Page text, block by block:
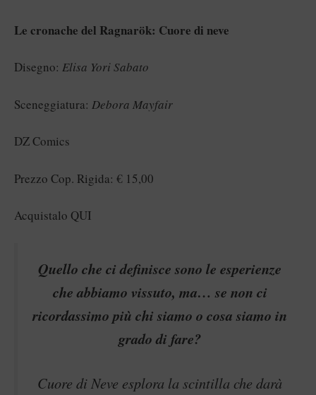
Le cronache del Ragnarök: Cuore di neve
Disegno: Elisa Yori Sabato
Sceneggiatura: Debora Mayfair
DZ Comics
Prezzo Cop. Rigida: € 15,00
Acquistalo QUI
Quello che ci definisce sono le esperienze
che abbiamo vissuto, ma… se non ci
ricordassimo più chi siamo o cosa siamo in
grado di fare?
Cuore di Neve esplora la scintilla che darà